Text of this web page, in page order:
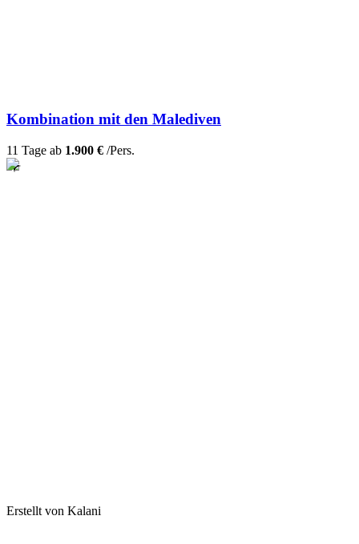
Kombination mit den Malediven
11 Tage ab 1.900 € /Pers.
Erstellt von Kalani